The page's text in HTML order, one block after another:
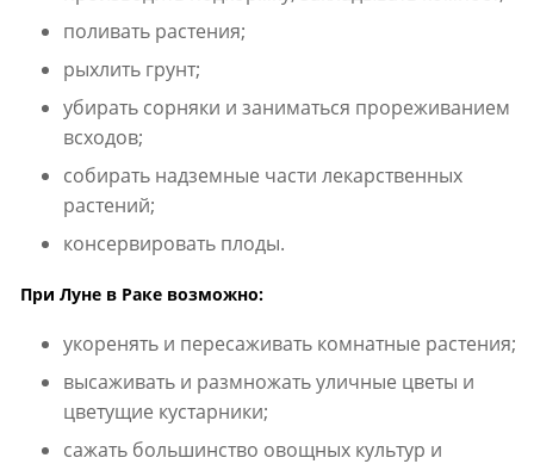
поливать растения;
рыхлить грунт;
убирать сорняки и заниматься прореживанием
всходов;
собирать надземные части лекарственных
растений;
консервировать плоды.
При Луне в Раке возможно:
укоренять и пересаживать комнатные растения;
высаживать и размножать уличные цветы и
цветущие кустарники;
сажать большинство овощных культур и